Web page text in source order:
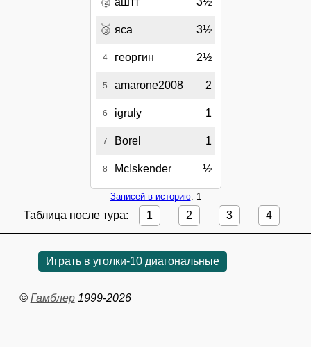
🥉 яса 3½
4 георгин 2½
5 amarone2008 2
6 igruly 1
7 Borel 1
8 McIskender ½
Записей в историю: 1
Таблица после тура: 1 2 3 4
Играть в уголки-10 диагональные
© Гамблер1999-2026